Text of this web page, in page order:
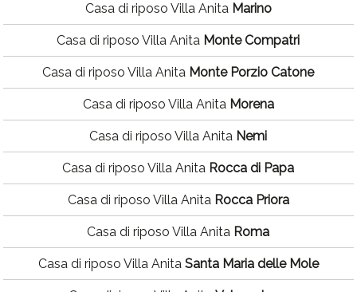
Casa di riposo Villa Anita Marino
Casa di riposo Villa Anita Monte Compatri
Casa di riposo Villa Anita Monte Porzio Catone
Casa di riposo Villa Anita Morena
Casa di riposo Villa Anita Nemi
Casa di riposo Villa Anita Rocca di Papa
Casa di riposo Villa Anita Rocca Priora
Casa di riposo Villa Anita Roma
Casa di riposo Villa Anita Santa Maria delle Mole